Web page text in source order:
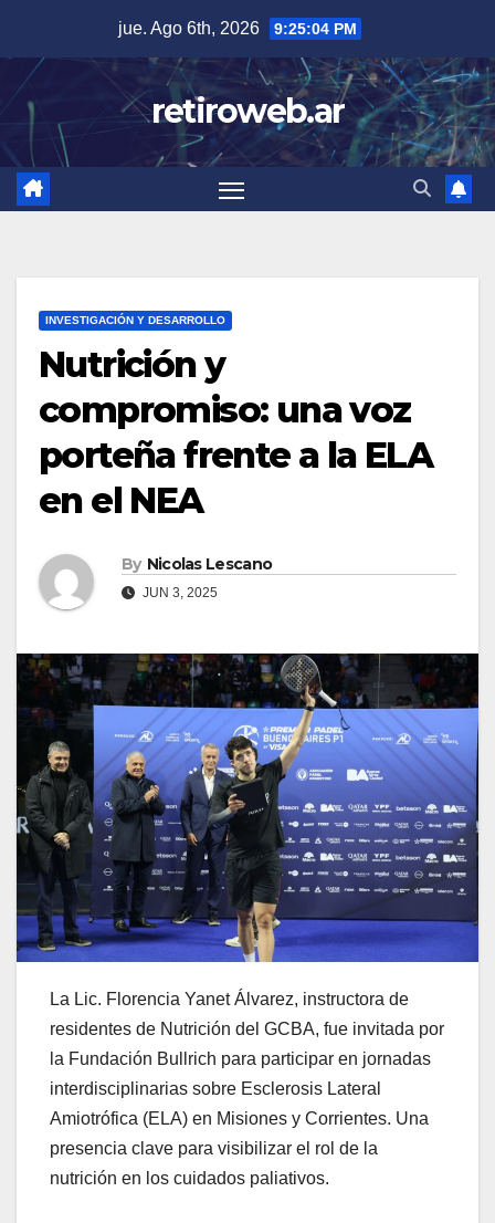
content
jue. Ago 6th, 2026 9:25:05 PM
retiroweb.ar
INVESTIGACIÓN Y DESARROLLO
Nutrición y
compromiso: una voz
porteña frente a la ELA
en el NEA
By Nicolas Lescano
JUN 3, 2025
La Lic. Florencia Yanet Álvarez, instructora de
residentes de Nutrición del GCBA, fue invitada por
la Fundación Bullrich para participar en jornadas
interdisciplinarias sobre Esclerosis Lateral
Amiotrófica (ELA) en Misiones y Corrientes. Una
presencia clave para visibilizar el rol de la
nutrición en los cuidados paliativos.